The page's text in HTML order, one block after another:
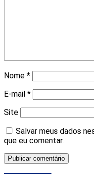
Nome *
E-mail *
Site
Salvar meus dados
que eu comentar.